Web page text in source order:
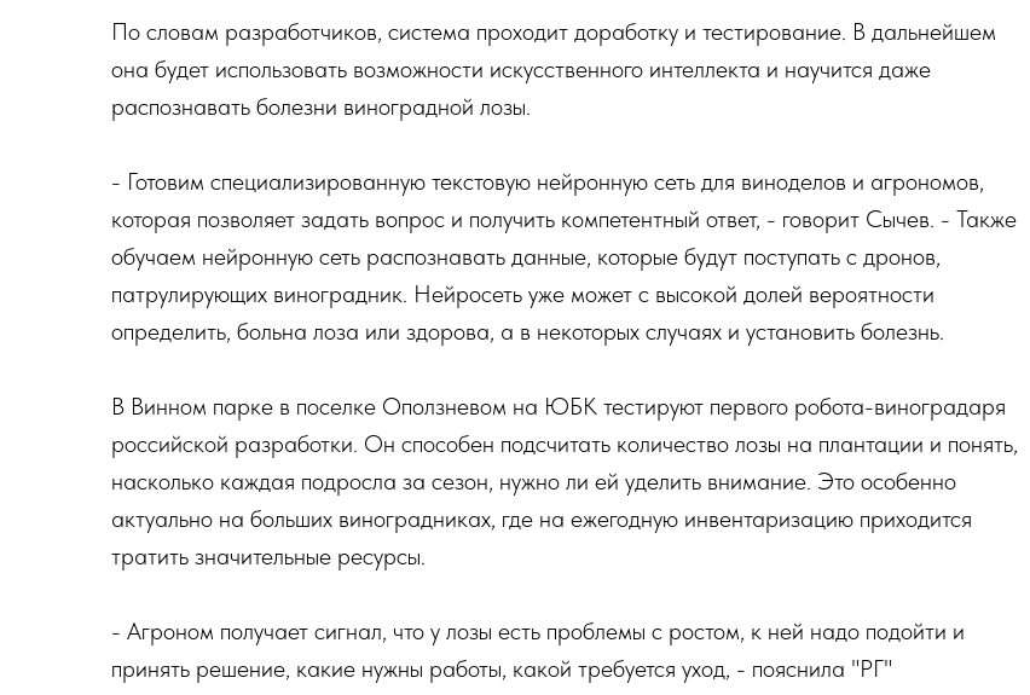
По словам разработчиков, система проходит доработку и тестирование. В дальнейшем
она будет использовать возможности искусственного интеллекта и научится даже
распознавать болезни виноградной лозы.
- Готовим специализированную текстовую нейронную сеть для виноделов и агрономов,
которая позволяет задать вопрос и получить компетентный ответ, - говорит Сычев. - Также
обучаем нейронную сеть распознавать данные, которые будут поступать с дронов,
патрулирующих виноградник. Нейросеть уже может с высокой долей вероятности
определить, больна лоза или здорова, а в некоторых случаях и установить болезнь.
В Винном парке в поселке Оползневом на ЮБК тестируют первого робота-виноградаря
российской разработки. Он способен подсчитать количество лозы на плантации и понять,
насколько каждая подросла за сезон, нужно ли ей уделить внимание. Это особенно
актуально на больших виноградниках, где на ежегодную инвентаризацию приходится
тратить значительные ресурсы.
- Агроном получает сигнал, что у лозы есть проблемы с ростом, к ней надо подойти и
принять решение, какие нужны работы, какой требуется уход, - пояснила "РГ"